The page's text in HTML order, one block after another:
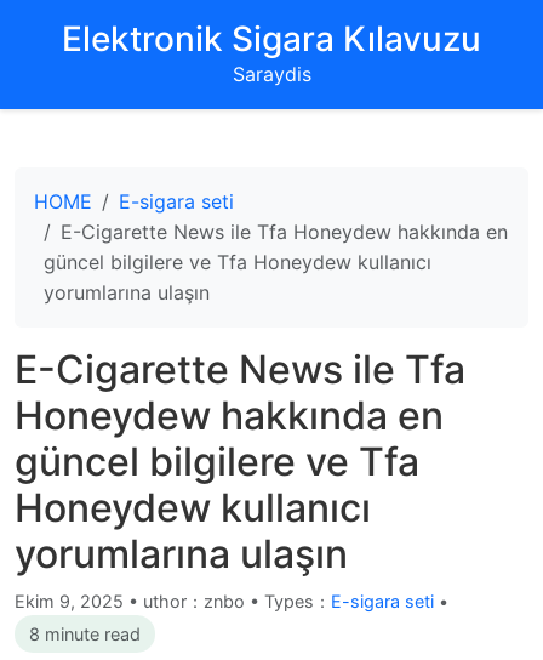
‌Elektronik Sigara Kılavuzu‌
Saraydis
HOME
E-sigara seti
E-Cigarette News ile Tfa Honeydew hakkında en
güncel bilgilere ve Tfa Honeydew kullanıcı
yorumlarına ulaşın
E-Cigarette News ile Tfa
Honeydew hakkında en
güncel bilgilere ve Tfa
Honeydew kullanıcı
yorumlarına ulaşın
Ekim 9, 2025 • uthor：znbo • Types： E-sigara seti •
8 minute read